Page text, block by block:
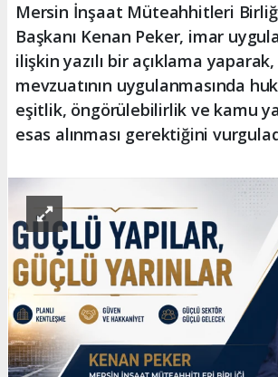
Mersin İnşaat Müteahhitleri
Başkanı Kenan Peker, imar
ilişkin yazılı bir açıklama
mevzuatının uygulanmasında
eşitlik, öngörülebilirlik ve kamu
esas alınması gerektiğini